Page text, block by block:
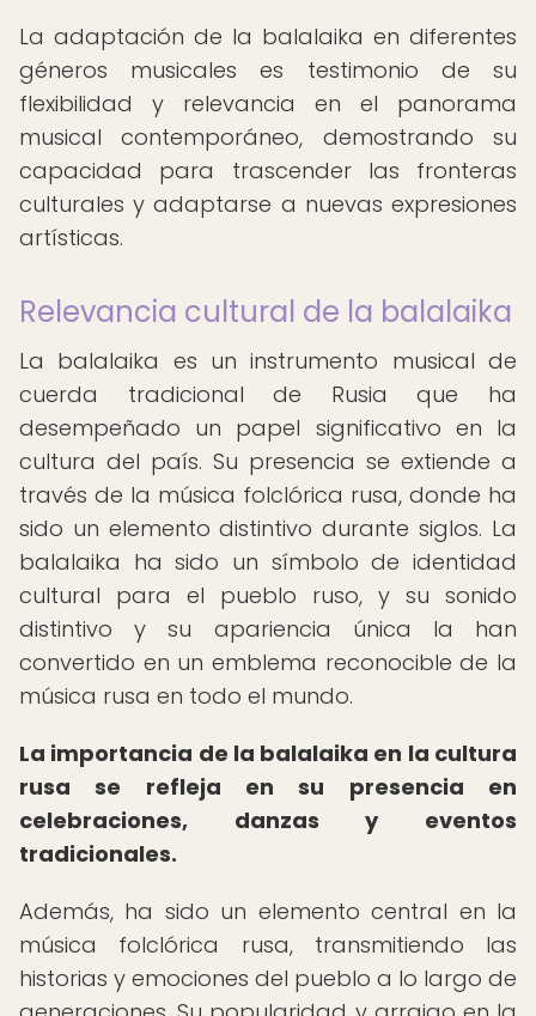
La adaptación de la balalaika en diferentes
géneros musicales es testimonio de su
flexibilidad y relevancia en el panorama
musical contemporáneo, demostrando su
capacidad para trascender las fronteras
culturales y adaptarse a nuevas expresiones
artísticas.
Relevancia cultural de la balalaika
La balalaika es un instrumento musical de
cuerda tradicional de Rusia que ha
desempeñado un papel significativo en la
cultura del país. Su presencia se extiende a
través de la música folclórica rusa, donde ha
sido un elemento distintivo durante siglos. La
balalaika ha sido un símbolo de identidad
cultural para el pueblo ruso, y su sonido
distintivo y su apariencia única la han
convertido en un emblema reconocible de la
música rusa en todo el mundo.
La importancia de la balalaika en la cultura
rusa se refleja en su presencia en
celebraciones, danzas y eventos
tradicionales.
Además, ha sido un elemento central en la
música folclórica rusa, transmitiendo las
historias y emociones del pueblo a lo largo de